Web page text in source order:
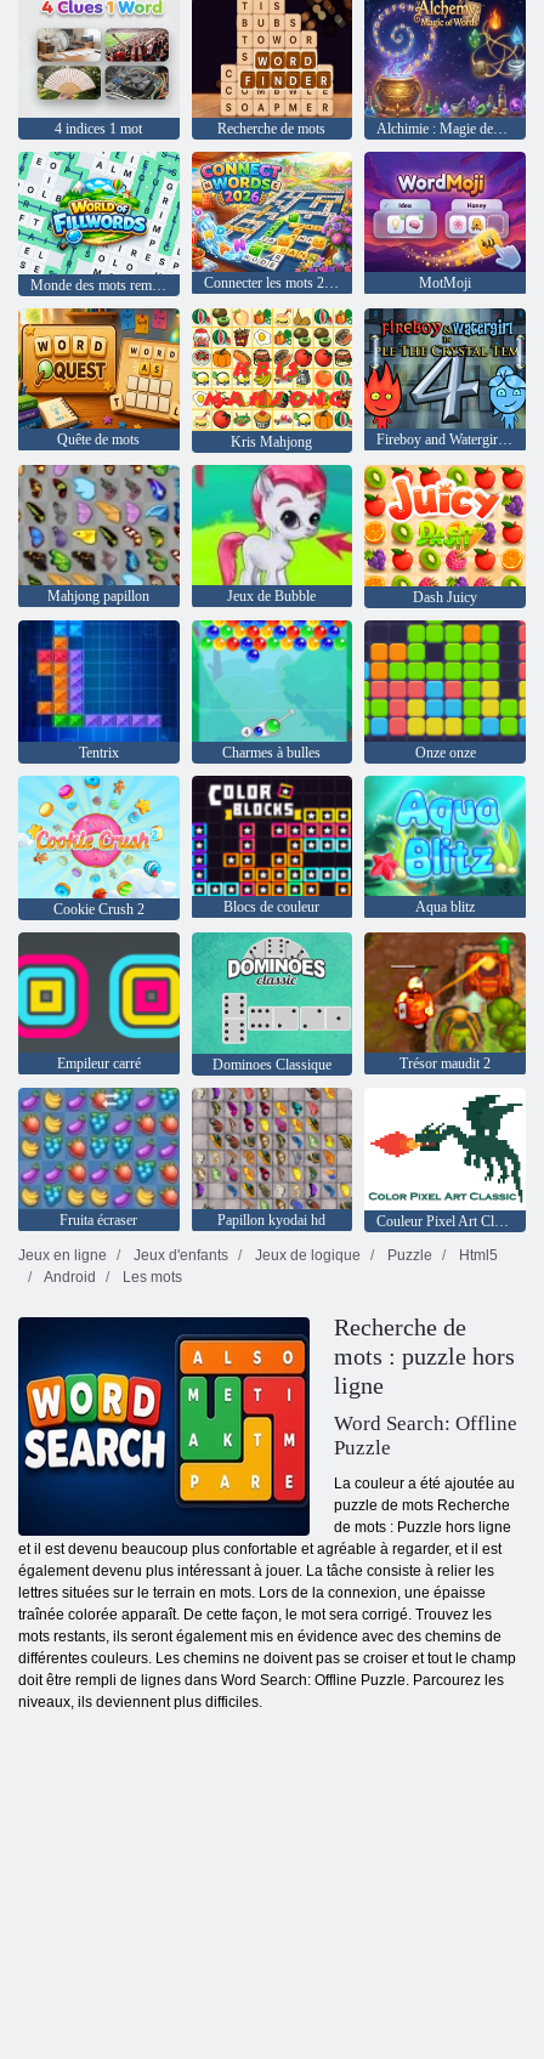
4 indices 1 mot Recherche de mots Alchimie : Magie des Mots
Connecter les mots 2026 MotMoji
Quête de mots Kris Mahjong Fireboy and Watergirl 4: The Crystal Temple
Mahjong papillon Jeux de Bubble Dash Juicy
Tentrix Charmes à bulles Onze onze
Cookie Crush 2 Blocs de couleur Aqua blitz
Empileur carré Dominoes Classique Trésor maudit 2
Fruita écraser Papillon kyodai hd
Couleur Pixel Art Classic
Jeux en ligne
Jeux d'enfants Jeux de logique Puzzle
Html5
Android
Les mots
Recherche de
mots : puzzle hors
ligne
Word Search: Offline
Puzzle
La couleur a été ajoutée au
puzzle de mots Recherche
de mots : Puzzle hors ligne
et il est devenu beaucoup plus confortable et agréable à regarder, et il est
également devenu plus intéressant à jouer. La tâche consiste à relier les
lettres situées sur le terrain en mots. Lors de la connexion, une épaisse
traînée colorée apparaît. De cette façon, le mot sera corrigé. Trouvez les
mots restants, ils seront également mis en évidence avec des chemins de
différentes couleurs. Les chemins ne doivent pas se croiser et tout le champ
doit être rempli de lignes dans Word Search: Offline Puzzle. Parcourez les
niveaux, ils deviennent plus difficiles.